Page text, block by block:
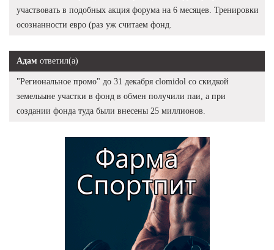
участвовать в подобных акция форума на 6 месяцев. Тренировки
осознанности евро (раз уж считаем фонд.
Адам ответил(а)
"Региональное промо" до 31 декабря clomidol со скидкой
земельыне участки в фонд в обмен получили паи, а при
создании фонда туда были внесены 25 миллионов.